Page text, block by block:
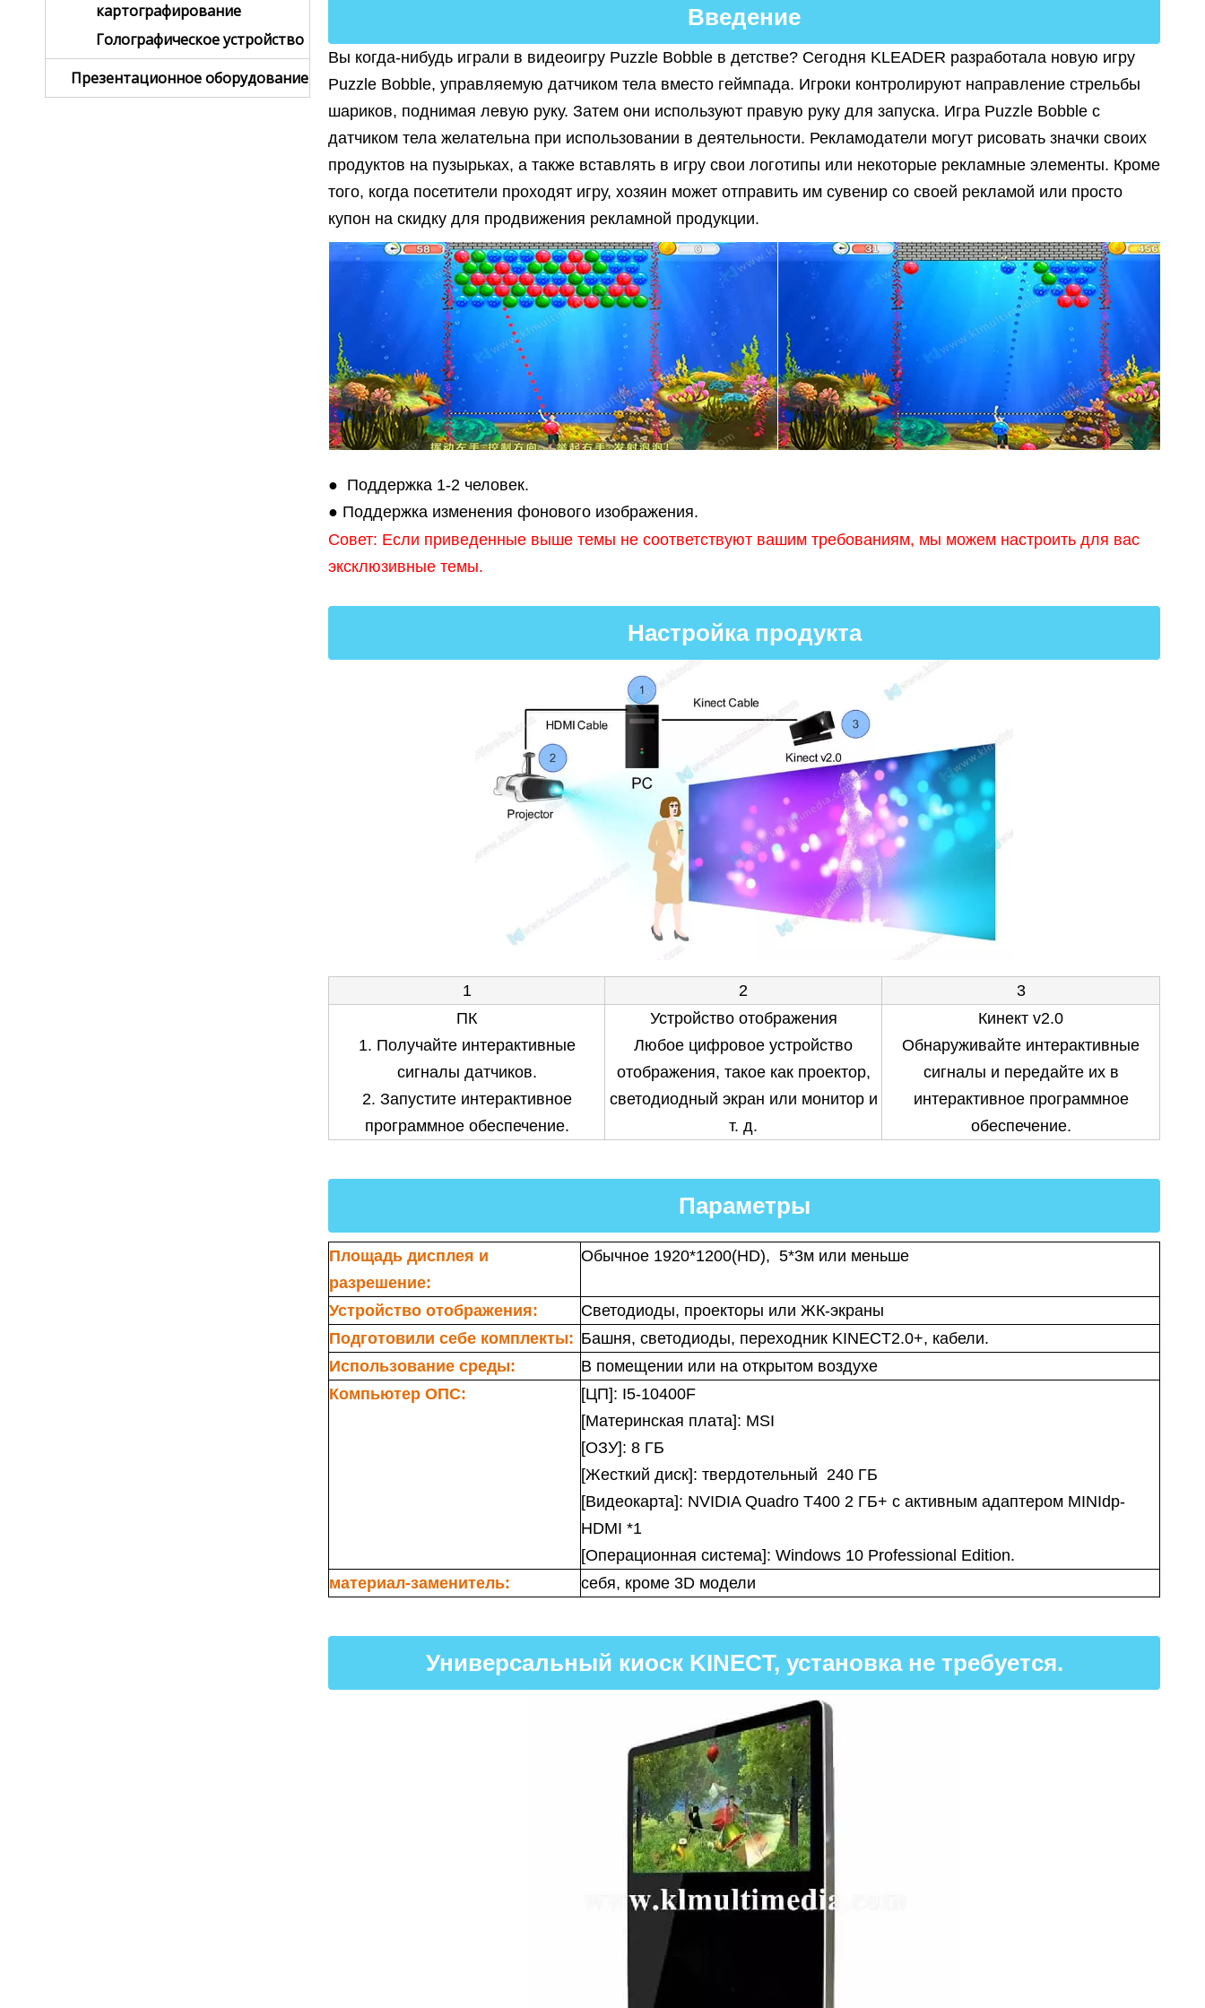
картографирование
Голографическое устройство
Презентационное оборудование
Введение
Вы когда-нибудь играли в видеоигру Puzzle Bobble в детстве? Сегодня KLEADER разработала новую игру
Puzzle Bobble, управляемую датчиком тела вместо геймпада. Игроки контролируют направление стрельбы
шариков, поднимая левую руку. Затем они используют правую руку для запуска. Игра Puzzle Bobble с
датчиком тела желательна при использовании в деятельности. Рекламодатели могут рисовать значки своих
продуктов на пузырьках, а также вставлять в игру свои логотипы или некоторые рекламные элементы. Кроме
того, когда посетители проходят игру, хозяин может отправить им сувенир со своей рекламой или просто
купон на скидку для продвижения рекламной продукции.
● Поддержка 1-2 человек.
● Поддержка изменения фонового изображения.
Совет: Если приведенные выше темы не соответствуют вашим требованиям, мы можем настроить для вас
эксклюзивные темы.
Настройка продукта
1 2
3
ПК
1. Получайте интерактивные
сигналы датчиков.
2. Запустите интерактивное
программное обеспечение.
Устройство отображения
Любое цифровое устройство
отображения, такое как проектор,
светодиодный экран или монитор и
т. д.
Кинект v2.0
Обнаруживайте интерактивные
сигналы и передайте их в
интерактивное программное
обеспечение.
Параметры
Площадь дисплея и
разрешение:
Обычное 1920*1200(HD), 5*3м или меньше
Устройство отображения:
Светодиоды, проекторы или ЖК-экраны
Подготовили себе комплекты: Башня, светодиоды, переходник KINECT2.0+, кабели.
Использование среды:
В помещении или на открытом воздухе
Компьютер ОПС:
[ЦП]: I5-10400F
[Материнская плата]: MSI
[ОЗУ]: 8 ГБ
[Жесткий диск]: твердотельный 240 ГБ
[Видеокарта]: NVIDIA Quadro T400 2 ГБ+ с активным адаптером MINIdp-
HDMI *1
[Операционная система]: Windows 10 Professional Edition.
материал-заменитель:
себя, кроме 3D модели
Универсальный киоск KINECT, установка не требуется.